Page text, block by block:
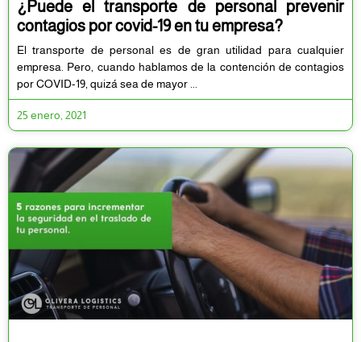
¿Puede el transporte de personal prevenir
contagios por covid-19 en tu empresa?
El transporte de personal es de gran utilidad para cualquier
empresa. Pero, cuando hablamos de la contención de contagios
por COVID-19, quizá sea de mayor
25 enero, 2021